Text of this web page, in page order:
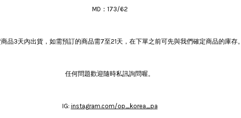
MD：173/62
品3天內出貨，如需預訂的商品需7至21天，在下單之前可先與我們確定商品的庫存。
任何問題歡迎隨時私訊詢問喔。
IG: instagram.com/op_korea_pa